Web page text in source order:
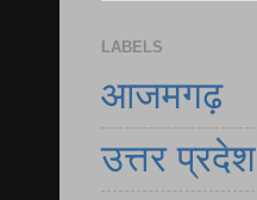
LABELS
आजमगढ़
उत्तर प्रदेश